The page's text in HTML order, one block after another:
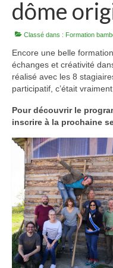
3 jours de
en bambou »
Boutique
Lamelles et
Cannes de
Lamelles de
Structures et
Star Dôme
Arche
Magnifique
Beau
dôme
Classé dans : Formation
Encore une belle
échanges et créativité
réalisé avec les 8
participatif, c’était
Pour découvrir le
inscrire à la prochaine